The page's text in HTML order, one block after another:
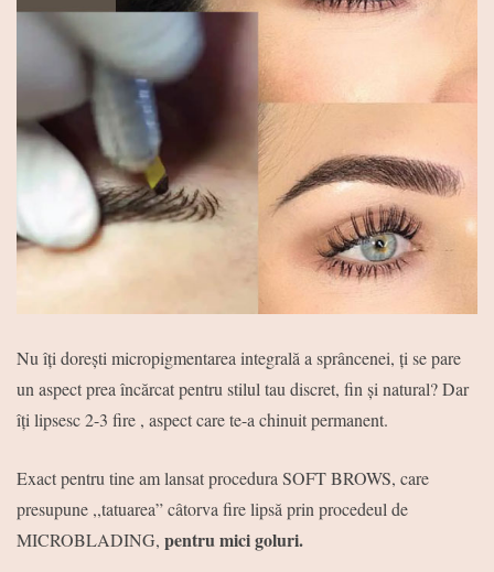
Nu îți dorești micropigmentarea integrală a sprâncenei, ți se pare
un aspect prea încărcat pentru stilul tau discret, fin și natural? Dar
îți lipsesc 2-3 fire , aspect care te-a chinuit permanent.
Exact pentru tine am lansat procedura SOFT BROWS, care
presupune ,,tatuarea” câtorva fire lipsă prin procedeul de
MICROBLADING, pentru mici goluri.